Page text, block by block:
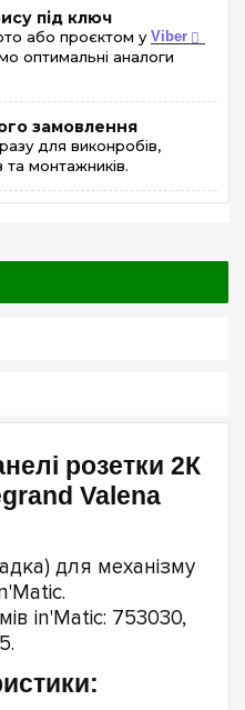
під ключ
або проєктом у Viber
оптимальні аналоги
замовлення
для виконробів,
та монтажників.
розетки 2К
Valena
для механізму
in'Matic: 753030,